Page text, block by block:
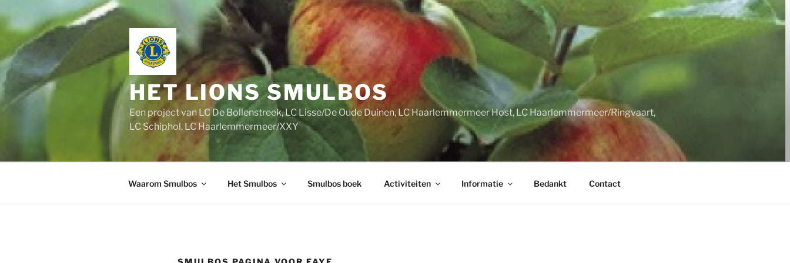
naar
de
inhoud
HET LIONS SMULBOS
Een project van LC De Bollenstreek, LC Lisse/De Oude Duinen, LC Haarlemmermeer Host, LC Haarlemmermeer/Ringvaart,
LC Schiphol, LC Haarlemmermeer/XXY
Waarom Smulbos Het Smulbos Smulbos boek Activiteiten Informatie Bedankt Contact